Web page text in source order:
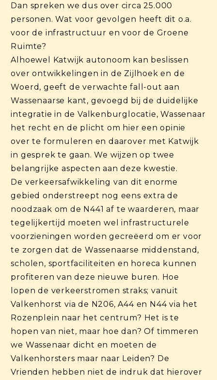
Dan spreken we dus over circa 25.000
personen. Wat voor gevolgen heeft dit o.a.
voor de infrastructuur en voor de Groene
Ruimte?
Alhoewel Katwijk autonoom kan beslissen
over ontwikkelingen in de Zijlhoek en de
Woerd, geeft de verwachte fall-out aan
Wassenaarse kant, gevoegd bij de duidelijke
integratie in de Valkenburglocatie, Wassenaar
het recht en de plicht om hier een opinie
over te formuleren en daarover met Katwijk
in gesprek te gaan. We wijzen op twee
belangrijke aspecten aan deze kwestie.
De verkeersafwikkeling van dit enorme
gebied onderstreept nog eens extra de
noodzaak om de N441 af te waarderen, maar
tegelijkertijd moeten wel infrastructurele
voorzieningen worden gecreëerd om er voor
te zorgen dat de Wassenaarse middenstand,
scholen, sportfaciliteiten en horeca kunnen
profiteren van deze nieuwe buren. Hoe
lopen de verkeerstromen straks; vanuit
Valkenhorst via de N206, A44 en N44 via het
Rozenplein naar het centrum? Het is te
hopen van niet, maar hoe dan? Of timmeren
we Wassenaar dicht en moeten de
Valkenhorsters maar naar Leiden? De
Vrienden hebben niet de indruk dat hierover